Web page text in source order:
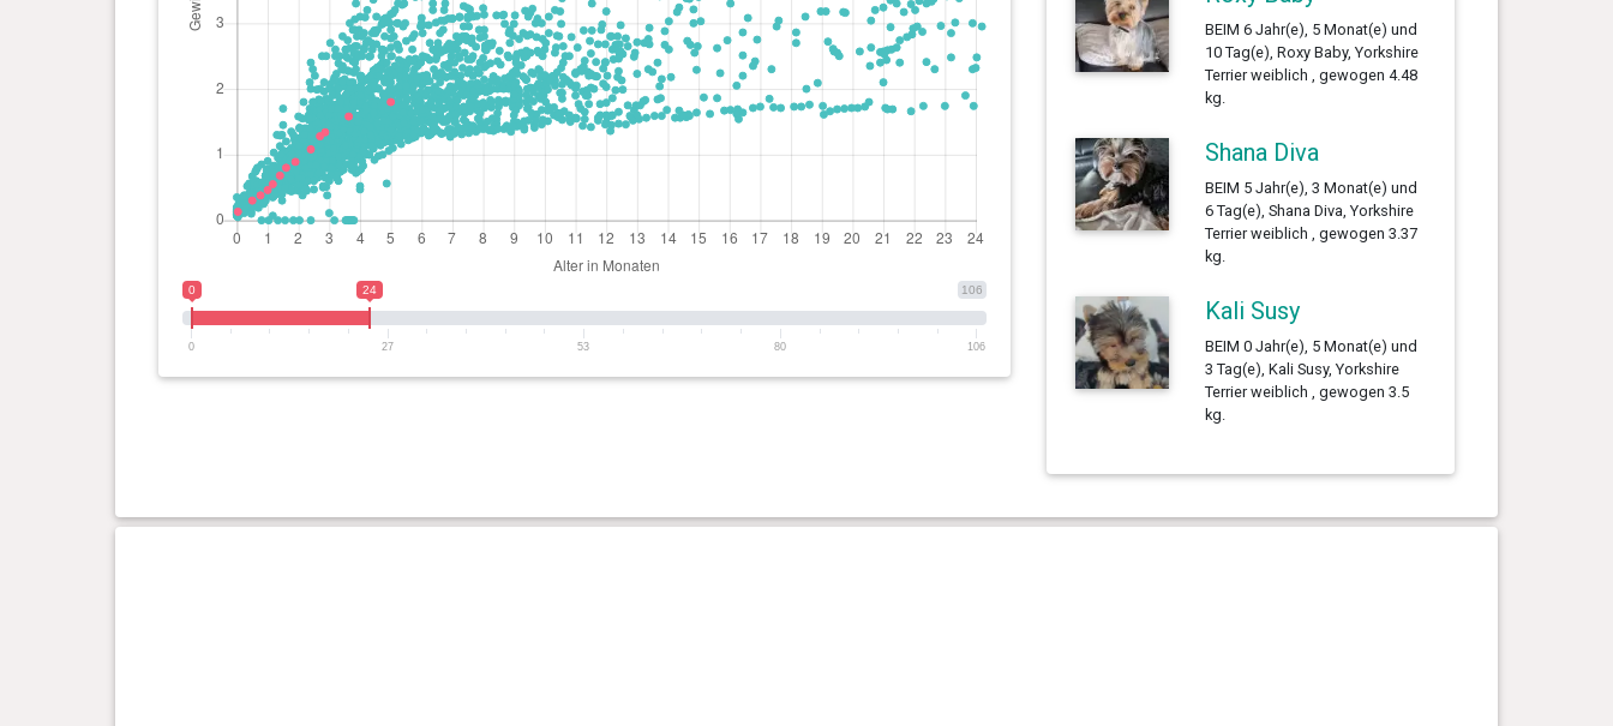
106
0 24
0 27 53 80 106
BEIM 6 Jahr(e), 5 Monat(e) und
10 Tag(e), Roxy Baby, Yorkshire
Terrier weiblich , gewogen 4.48
kg.
Shana Diva
BEIM 5 Jahr(e), 3 Monat(e) und
6 Tag(e), Shana Diva, Yorkshire
Terrier weiblich , gewogen 3.37
kg.
Kali Susy
BEIM 0 Jahr(e), 5 Monat(e) und
3 Tag(e), Kali Susy, Yorkshire
Terrier weiblich , gewogen 3.5
kg.